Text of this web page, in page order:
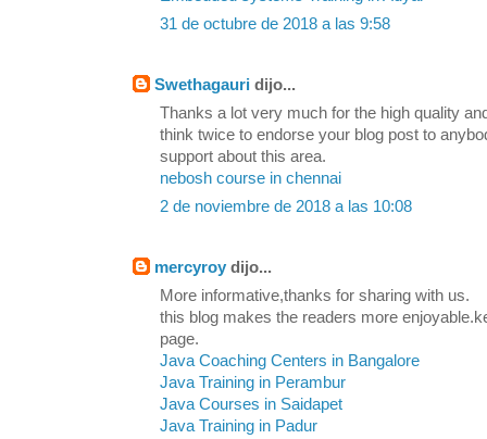
31 de octubre de 2018 a las 9:58
Swethagauri dijo...
Thanks a lot very much for the high quality
think twice to endorse your blog post to
support about this area.
nebosh course in chennai
2 de noviembre de 2018 a las 10:08
mercyroy dijo...
More informative,thanks for sharing with us.
this blog makes the readers more
page.
Java Coaching Centers in Bangalore
Java Training in Perambur
Java Courses in Saidapet
Java Training in Padur